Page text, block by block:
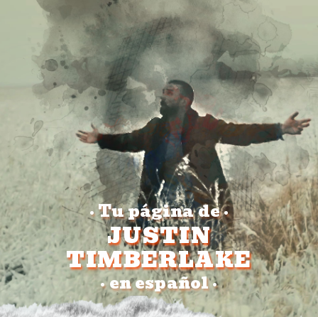
•Tu página de•
JUSTIN
TIMBERLAKE
•en español•